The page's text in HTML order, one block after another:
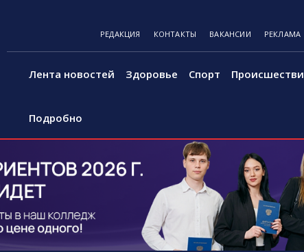
РЕДАКЦИЯ КОНТАКТЫ ВАКАНСИИ РЕКЛАМА
Лента новостей Здоровье Спорт
Подробно